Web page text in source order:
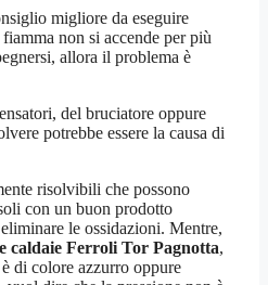
migliore da eseguire
non si accende per più
allora il problema è
del bruciatore oppure
potrebbe essere la causa di
risolvibili che possono
con un buon prodotto
le ossidazioni. Mentre,
caldaie Ferroli Tor Pagnotta,
di colore azzurro oppure